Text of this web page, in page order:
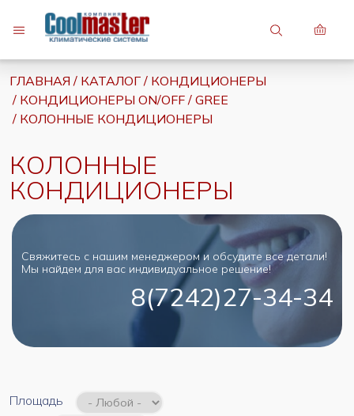
7 (747) 748-81-82
7 (7242) 27-34-34
ГЛАВНАЯ КАТАЛОГ
КОНДИЦИОНЕРЫ
КОНДИЦИОНЕРЫ ON/OFF
GREE
КОЛОННЫЕ КОНДИЦИОНЕРЫ
КОЛОННЫЕ
КОНДИЦИОНЕРЫ
Свяжитесь с нашим менеджером и обсудите все детали!
Мы найдем для вас индивидуальное решение!
8(7242)27-34-34
Площадь